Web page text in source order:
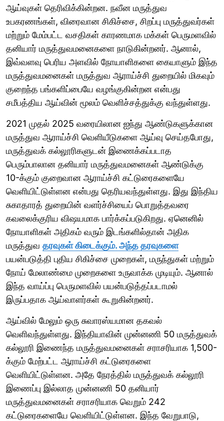
ஆய்வுகள் தெரிவிக்கின்றன. நவீன மருத்துவ
உபகரணங்கள், விரைவான சிகிச்சை, சிறப்பு மருத்துவர்கள்
மற்றும் மேம்பட்ட வசதிகள் காரணமாக மக்கள் பெருமளவில்
தனியார் மருத்துவமனைகளை நாடுகின்றனர். ஆனால்,
இவ்வளவு பெரிய அளவில் நோயாளிகளை கையாளும் இந்த
மருத்துவமனைகள் மருத்துவ ஆராய்ச்சி துறையில் மிகவும்
குறைந்த பங்களிப்பையே வழங்குகின்றன என்பது
சமீபத்திய ஆய்வின் மூலம் வெளிச்சத்துக்கு வந்துள்ளது.
2021 முதல் 2025 வரையிலான ஐந்து ஆண்டுகளுக்கான
மருத்துவ ஆராய்ச்சி வெளியீடுகளை ஆய்வு செய்தபோது,
மருத்துவக் கல்லூரிகளுடன் இணைக்கப்படாத
பெரும்பாலான தனியார் மருத்துவமனைகள் ஆண்டுக்கு
10-க்கும் குறைவான ஆராய்ச்சி கட்டுரைகளையே
வெளியிட்டுள்ளன என்பது தெரியவந்துள்ளது. இது இந்திய
சுகாதாரத் துறையின் வளர்ச்சியைப் பொறுத்தவரை
கவலைக்குரிய விஷயமாக பார்க்கப்படுகிறது. ஏனெனில்
நோயாளிகள் அதிகம் வரும் இடங்களில்தான் அதிக
மருத்துவ தரவுகள் கிடைக்கும். அந்த தரவுகளை
பயன்படுத்தி புதிய சிகிச்சை முறைகள், மருந்துகள் மற்றும்
நோய் மேலாண்மை முறைகளை உருவாக்க முடியும். ஆனால்
இந்த வாய்ப்பு பெருமளவில் பயன்படுத்தப்படாமல்
இருப்பதாக ஆய்வாளர்கள் கூறுகின்றனர்.
ஆய்வில் மேலும் ஒரு சுவாரஸ்யமான தகவல்
வெளிவந்துள்ளது. இந்தியாவின் முன்னணி 50 மருத்துவக்
கல்லூரி இணைந்த மருத்துவமனைகள் சராசரியாக 1,500-
க்கும் மேற்பட்ட ஆராய்ச்சி கட்டுரைகளை
வெளியிட்டுள்ளன. அதே நேரத்தில் மருத்துவக் கல்லூரி
இணைப்பு இல்லாத முன்னணி 50 தனியார்
மருத்துவமனைகள் சராசரியாக வெறும் 242
கட்டுரைகளையே வெளியிட்டுள்ளன. இந்த வேறுபாடு,